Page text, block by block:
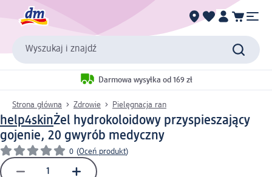
Wyszukaj i znajdź
Darmowa wysyłka od 169 zł
Strona główna Zdrowie Pielęgnacja ran
help4skinŻel hydrokoloidowy przyspieszający
gojenie, 20 gwyrób medyczny
0 (Oceń produkt)